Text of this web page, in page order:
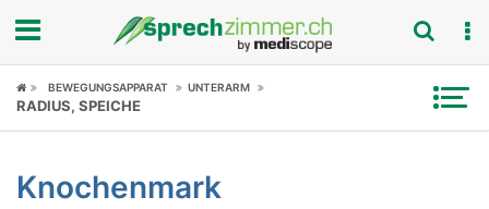
Fokus
Symptome
BEWEGUNGSAPPARAT UNTERARM
RADIUS, SPEICHE
Knochenmark